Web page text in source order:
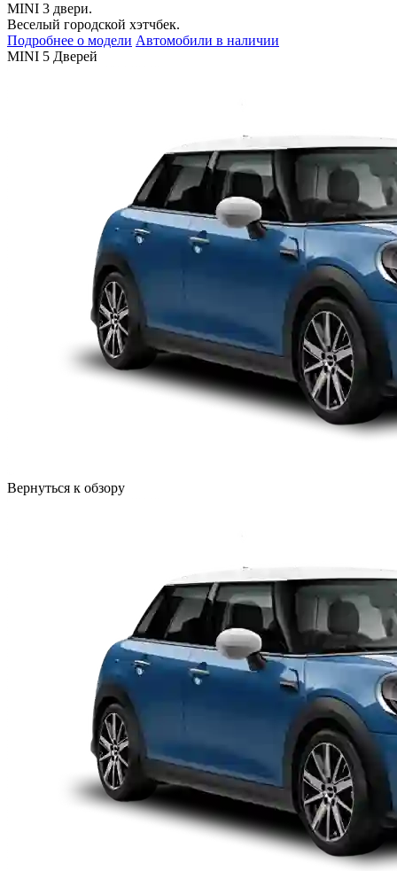
MINI 3 двери.
Веселый городской хэтчбек.
Подробнее о модели Автомобили в наличии
MINI 5 Дверей
Вернуться к обзору